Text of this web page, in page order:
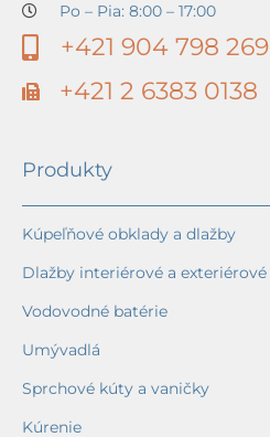
Po – Pia: 8:00 – 17:00
+421 904 798 269
+421 2 6383 0138
Produkty
Kúpeľňové obklady a dlažby
Dlažby interiérové a exteriérové
Vodovodné batérie
Umývadlá
Sprchové kúty a vaničky
Kúrenie